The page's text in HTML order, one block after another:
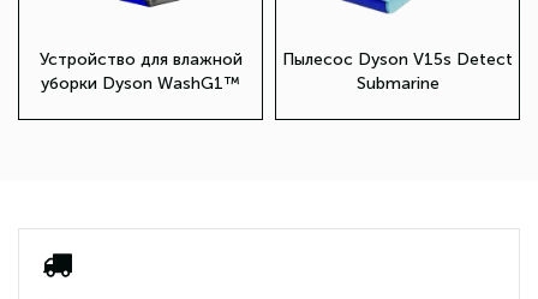
Устройство для влажной
уборки Dyson WashG1™
Пылесос Dyson V15s Detect
Submarine